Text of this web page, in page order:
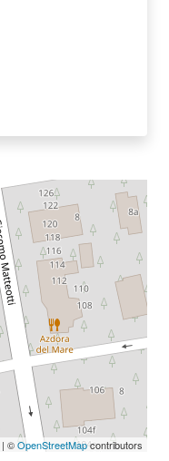
| ©OpenStreetMapcontributors